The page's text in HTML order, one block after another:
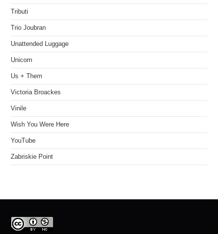
Tributi
Trio Joubran
Unattended Luggage
Unicorn
Us + Them
Victoria Broackes
Vinile
Wish You Were Here
YouTube
Zabriskie Point